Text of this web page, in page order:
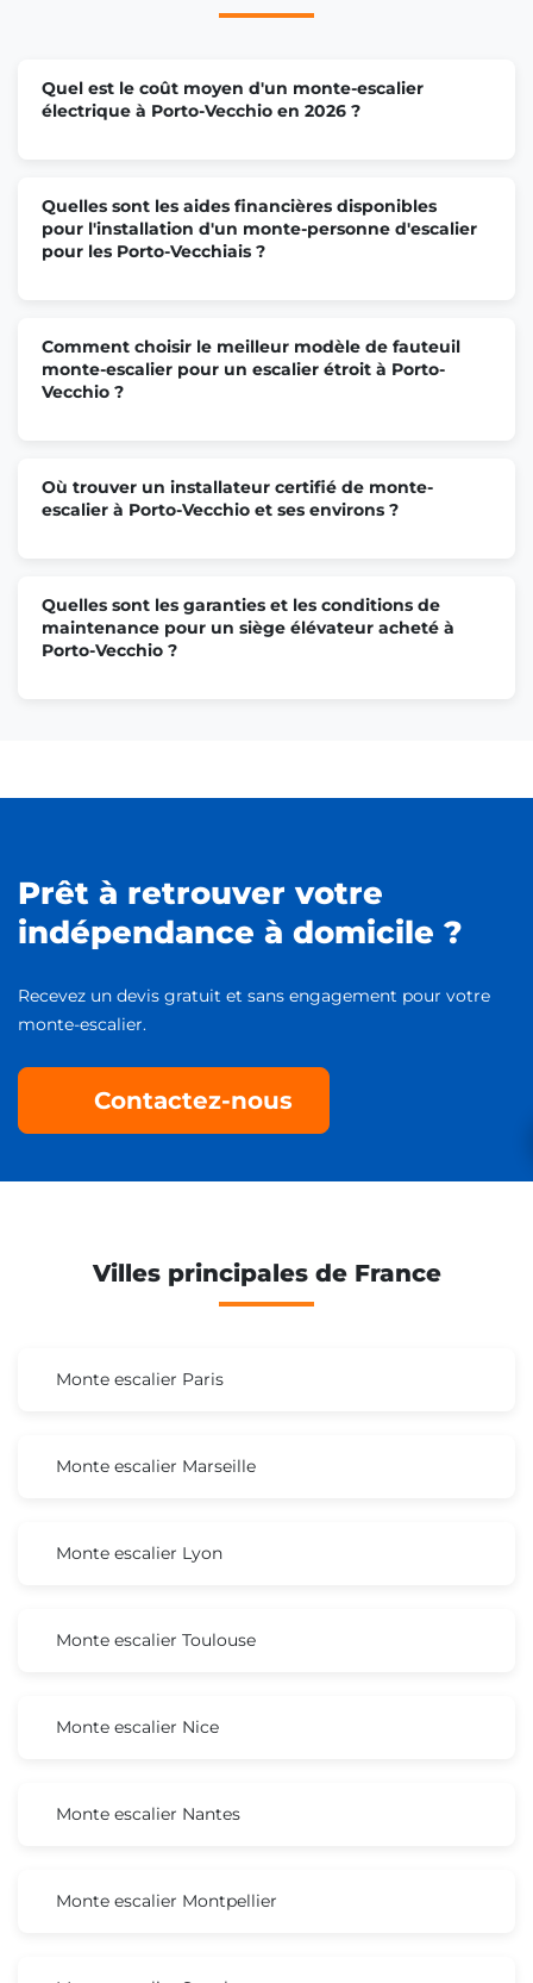
Quel est le coût moyen d'un monte-escalier
électrique à Porto-Vecchio en 2026 ?
Quelles sont les aides financières disponibles
pour l'installation d'un monte-personne d'escalier
pour les Porto-Vecchiais ?
Comment choisir le meilleur modèle de fauteuil
monte-escalier pour un escalier étroit à Porto-
Vecchio ?
Où trouver un installateur certifié de monte-
escalier à Porto-Vecchio et ses environs ?
Quelles sont les garanties et les conditions de
maintenance pour un siège élévateur acheté à
Porto-Vecchio ?
Prêt à retrouver votre
indépendance à domicile ?
Recevez un devis gratuit et sans engagement pour votre
monte-escalier.
Contactez-nous
Villes principales de France
Monte escalier Paris
Monte escalier Marseille
Monte escalier Lyon
Monte escalier Toulouse
Monte escalier Nice
Monte escalier Nantes
Monte escalier Montpellier